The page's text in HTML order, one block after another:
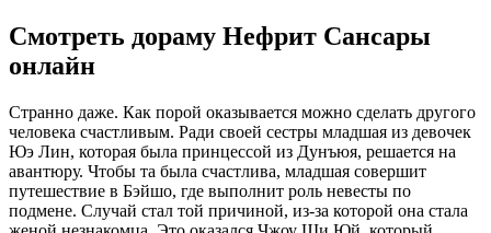
Смотреть дораму Нефрит Сансары
онлайн
Странно даже. Как порой оказывается можно сделать другого
человека счастливым. Ради своей сестры младшая из девочек
Юэ Лин, которая была принцессой из Дунъюя, решается на
авантюру. Чтобы та была счастлива, младшая совершит
путешествие в Бэйшо, где выполнит роль невесты по
подмене. Случай стал той причиной, из-за которой она стала